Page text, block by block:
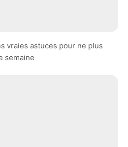
vraies astuces pour ne plus
semaine